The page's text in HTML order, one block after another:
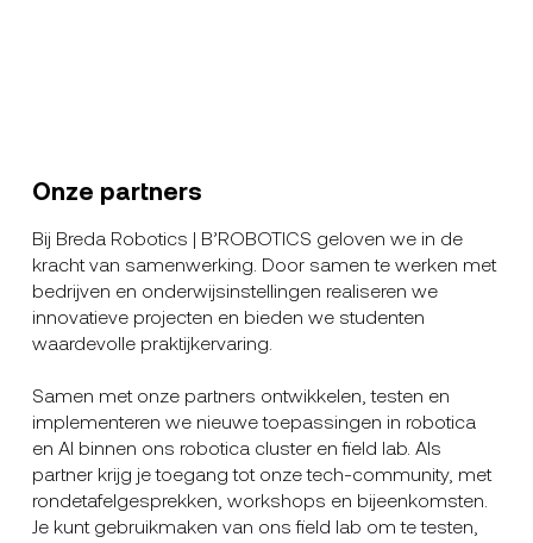
Onze partners
Bij Breda Robotics | B’ROBOTICS geloven we in de
kracht van samenwerking. Door samen te werken met
bedrijven en onderwijsinstellingen realiseren we
innovatieve projecten en bieden we studenten
waardevolle praktijkervaring.
Samen met onze partners ontwikkelen, testen en
implementeren we nieuwe toepassingen in robotica
en AI binnen ons robotica cluster en field lab. Als
partner krijg je toegang tot onze tech-community, met
rondetafelgesprekken, workshops en bijeenkomsten.
Je kunt gebruikmaken van ons field lab om te testen,